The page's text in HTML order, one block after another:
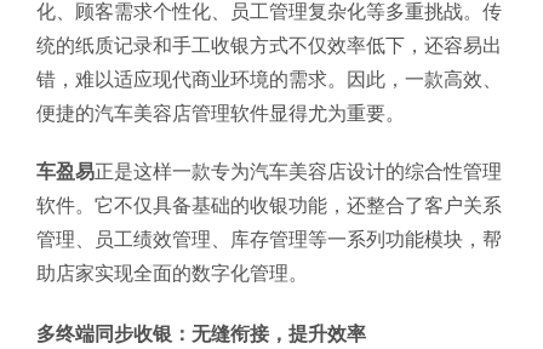
化、顾客需求个性化、员工管理复杂化等多重挑战。传
统的纸质记录和手工收银方式不仅效率低下，还容易出
错，难以适应现代商业环境的需求。因此，一款高效、
便捷的汽车美容店管理软件显得尤为重要。
车盈易正是这样一款专为汽车美容店设计的综合性管理
软件。它不仅具备基础的收银功能，还整合了客户关系
管理、员工绩效管理、库存管理等一系列功能模块，帮
助店家实现全面的数字化管理。
多终端同步收银：无缝衔接，提升效率